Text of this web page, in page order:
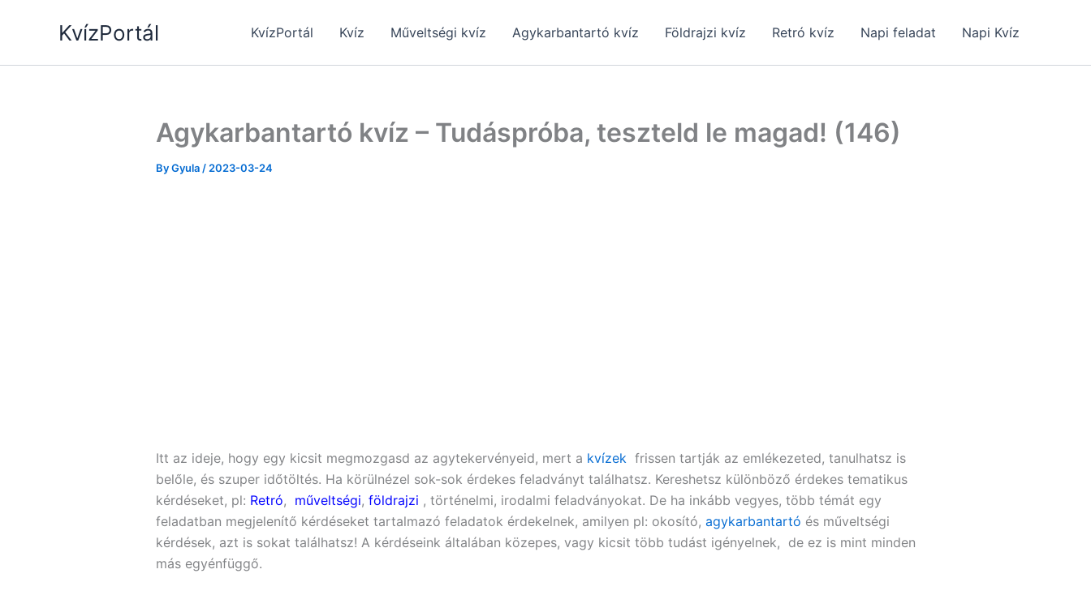
KvízPortál KvízPortál Kvíz Műveltségi kvíz Agykarbantartó kvíz Földrajzi kvíz Retró kvíz Napi feladat Napi Kvíz
Agykarbantartó kvíz – Tudáspróba, teszteld le magad! (146)
ByGyula / 2023-03-24
Itt az ideje, hogy egy kicsit megmozgasd az agytekervényeid, mert a kvízek frissen tartják az emlékezeted, tanulhatsz is
belőle, és szuper időtöltés. Ha körülnézel sok-sok érdekes feladványt találhatsz. Kereshetsz különböző érdekes tematikus
kérdéseket, pl: Retró, műveltségi, földrajzi , történelmi, irodalmi feladványokat. De ha inkább vegyes, több témát egy
feladatban megjelenítő kérdéseket tartalmazó feladatok érdekelnek, amilyen pl: okosító, agykarbantartó és műveltségi
kérdések, azt is sokat találhatsz! A kérdéseink általában közepes, vagy kicsit több tudást igényelnek, de ez is mint minden
más egyénfüggő.